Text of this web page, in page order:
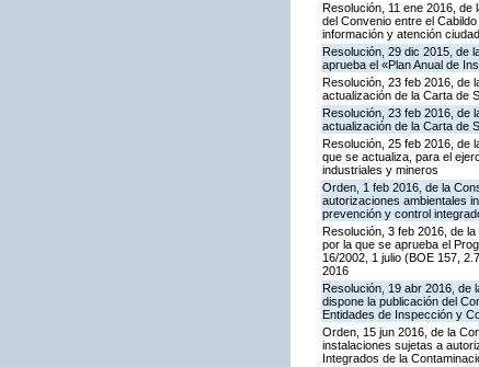
Resolución, 11 ene 2016,
del Convenio entre el
información y atención
Resolución, 29 dic 2015, de
aprueba el «Plan Anual de
Resolución, 23 feb 2016, de
actualización de la Carta de
Resolución, 23 feb 2016, de
actualización de la Carta de
Resolución, 25 feb 2016, de
que se actualiza, para el
industriales y mineros
Orden, 1 feb 2016, de la
autorizaciones ambientales
prevención y control
Resolución, 3 feb 2016, de
por la que se aprueba el
16/2002, 1 julio (BOE 157,
2016
Resolución, 19 abr 2016,
dispone la publicación del
Entidades de Inspección y
Orden, 15 jun 2016, de la
instalaciones sujetas a
Integrados de la